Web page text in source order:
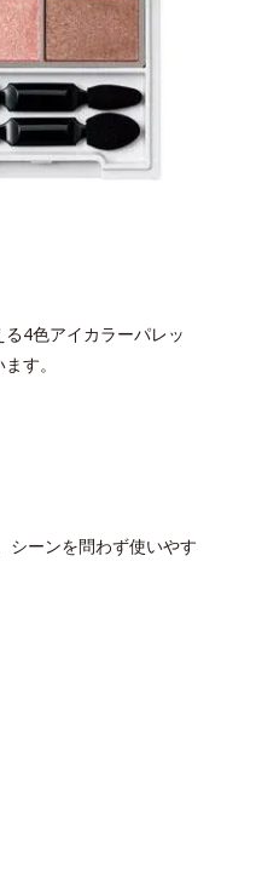
4色アイカラーパレッ
す。
シーンを問わず使いやす